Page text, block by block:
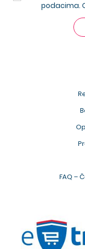
podacima.
FAQ –